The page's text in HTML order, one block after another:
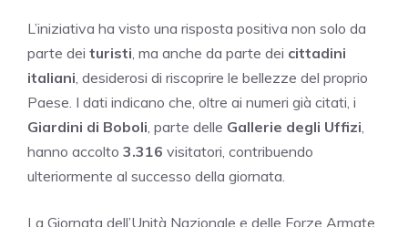
L’iniziativa ha visto una risposta positiva non solo da
parte dei turisti, ma anche da parte dei cittadini
italiani, desiderosi di riscoprire le bellezze del proprio
Paese. I dati indicano che, oltre ai numeri già citati, i
Giardini di Boboli, parte delle Gallerie degli Uffizi,
hanno accolto 3.316 visitatori, contribuendo
ulteriormente al successo della giornata.
La Giornata dell’Unità Nazionale e delle Forze Armate